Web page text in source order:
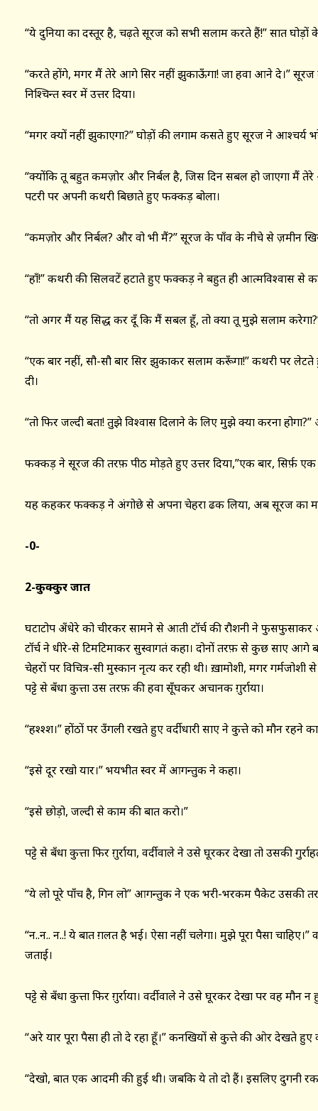
“ये दुनिया का दस्तूर है, चढ़ते सूरज को सभी सलाम करते हैं!” सात
“करते होंगे, मगर मैं तेरे आगे सिर नहीं झुकाऊँगा! जा हवा आने दे।”
निश्चिन्त स्वर में उत्तर दिया।
“मगर क्यों नहीं झुकाएगा?” घोड़ों की लगाम कसते हुए सूरज ने आश्चर्य
“क्योंकि तू बहुत कमज़ोर और निर्बल है, जिस दिन सबल हो जाएगा मैं
पटरी पर अपनी कथरी बिछाते हुए फक्कड़ बोला।
“कमज़ोर और निर्बल? और वो भी मैं?” सूरज के पाँव के नीचे से ज़मीन
“हाँ!” कथरी की सिलवटें हटाते हुए फक्कड़ ने बहुत ही आत्मविश्वास से
“तो अगर मैं यह सिद्ध कर दूँ कि मैं सबल हूँ, तो क्या तू मुझे सलाम
“एक बार नहीं, सौ-सौ बार सिर झुकाकर सलाम करूँगा!” कथरी पर
दी।
“तो फिर जल्दी बता! तुझे विश्वास दिलाने के लिए मुझे क्या करना
फक्कड़ ने सूरज की तरफ़ पीठ मोड़ते हुए उत्तर दिया,”एक बार, सिर्फ़ एक
यह कहकर फक्कड़ ने अंगोछे से अपना चेहरा ढक लिया, अब सूरज का
-0-
2-कुक्कुर जात
घटाटोप अँधेरे को चीरकर सामने से आती टॉर्च की रौशनी ने
टॉर्च ने धीरे-से टिमटिमाकर सुस्वागतं कहा। दोनों तरफ़ से कुछ साए
चेहरों पर विचित्र-सी मुस्कान नृत्य कर रही थी। ख़ामोशी, मगर
पट्टे से बँधा कुत्ता उस तरफ़ की हवा सूँघकर अचानक ग़ुर्राया।
“हश्श्श।” होंठों पर उँगली रखते हुए वर्दीधारी साए ने कुत्ते को मौन रहने
“इसे दूर रखो यार।” भयभीत स्वर में आगन्तुक ने कहा।
“इसे छोड़ो, जल्दी से काम की बात करो।”
पट्टे से बँधा कुत्ता फिर ग़ुर्राया, वर्दीवाले ने उसे घूरकर देखा तो उसकी
“ये लो पूरे पाँच है, गिन लो” आगन्तुक ने एक भरी-भरकम पैकेट उसकी
“न..न.. न..! ये बात ग़लत है भई। ऐसा नहीं चलेगा। मुझे पूरा पैसा चाहिए।”
जताई।
पट्टे से बँधा कुत्ता फिर ग़ुर्राया। वर्दीवाले ने उसे घूरकर देखा पर वह मौन
“अरे यार पूरा पैसा ही तो दे रहा हूँ।” कनखियों से कुत्ते की ओर देखते हुए
“देखो, बात एक आदमी की हुई थी। जबकि ये तो दो हैं। इसलिए दुगनी